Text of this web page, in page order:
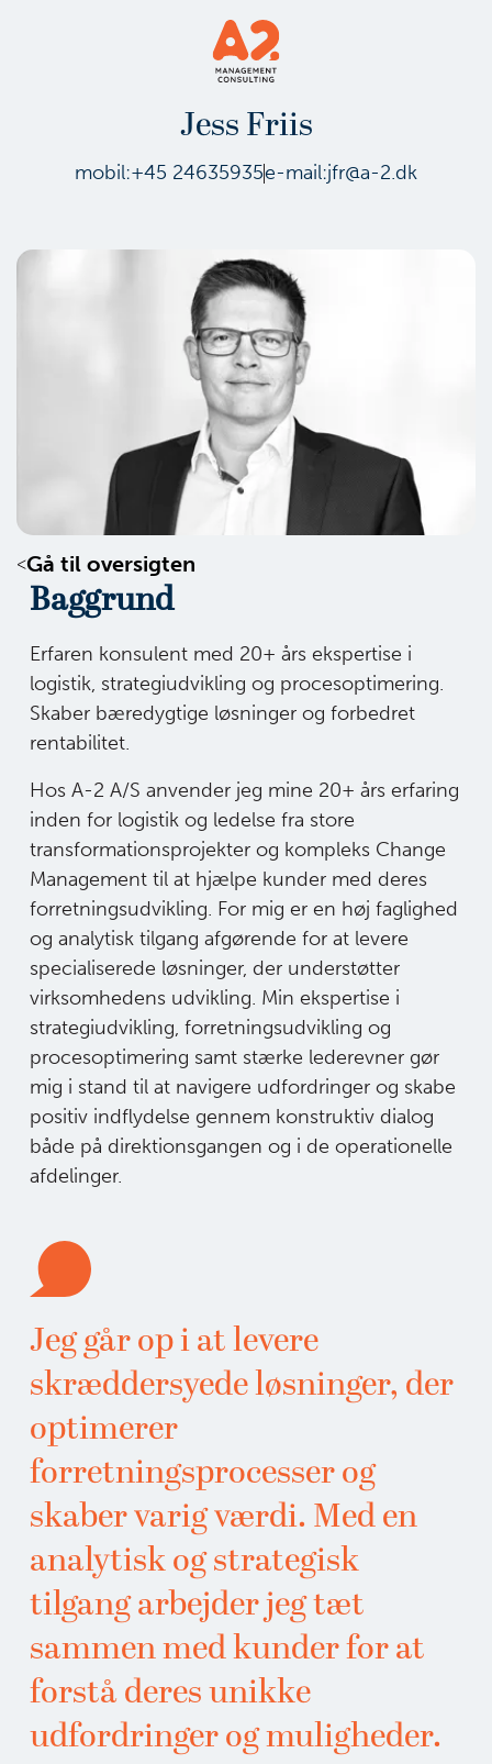
Jess Friis
mobil:+45 24635935e-mail:jfr@a-2.dk
Gå til oversigten
Baggrund
Erfaren konsulent med 20+ års ekspertise i
logistik, strategiudvikling og procesoptimering.
Skaber bæredygtige løsninger og forbedret
rentabilitet.
Hos A-2 A/S anvender jeg mine 20+ års erfaring
inden for logistik og ledelse fra store
transformationsprojekter og kompleks Change
Management til at hjælpe kunder med deres
forretningsudvikling. For mig er en høj faglighed
og analytisk tilgang afgørende for at levere
specialiserede løsninger, der understøtter
virksomhedens udvikling. Min ekspertise i
strategiudvikling, forretningsudvikling og
procesoptimering samt stærke lederevner gør
mig i stand til at navigere udfordringer og skabe
positiv indflydelse gennem konstruktiv dialog
både på direktionsgangen og i de operationelle
afdelinger.
Jeg går op i at levere
skræddersyede løsninger, der
optimerer
forretningsprocesser og
skaber varig værdi. Med en
analytisk og strategisk
tilgang arbejder jeg tæt
sammen med kunder for at
forstå deres unikke
udfordringer og muligheder.